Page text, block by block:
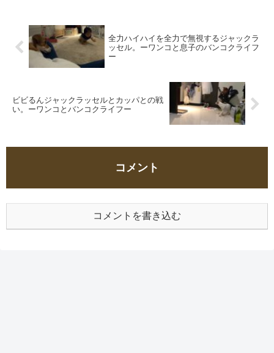
全力ハイハイを全力で無視するジャックラ
ッセル。ーワンコと息子のバンコクライフ
ー
ビビるんジャックラッセルとカッパとの戦
い。ーワンコとバンコクライフー
コメント
コメントを書き込む